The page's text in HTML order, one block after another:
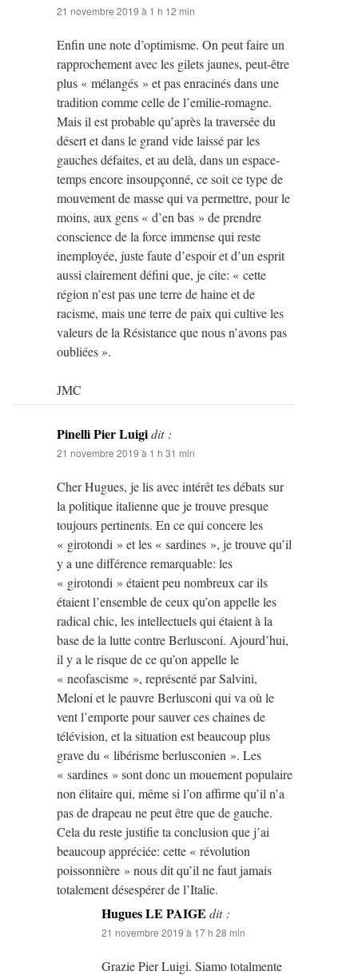
21 novembre 2019 à 1 h 12 min
Enfin une note d’optimisme. On peut faire un
rapprochement avec les gilets jaunes, peut-être
plus « mélangés » et pas enracinés dans une
tradition comme celle de l’emilie-romagne.
Mais il est probable qu’après la traversée du
désert et dans le grand vide laissé par les
gauches défaites, et au delà, dans un espace-
temps encore insoupçonné, ce soit ce type de
mouvement de masse qui va permettre, pour le
moins, aux gens « d’en bas » de prendre
conscience de la force immense qui reste
inemployée, juste faute d’espoir et d’un esprit
aussi clairement défini que, je cite: « cette
région n’est pas une terre de haine et de
racisme, mais une terre de paix qui cultive les
valeurs de la Résistance que nous n’avons pas
oubliées ».
JMC
Pinelli Pier Luigidit :
21 novembre 2019 à 1 h 31 min
Cher Hugues, je lis avec intérêt tes débats sur
la politique italienne que je trouve presque
toujours pertinents. En ce qui concere les
« girotondi » et les « sardines », je trouve qu’il
y a une différence remarquable: les
« girotondi » étaient peu nombreux car ils
étaient l’ensemble de ceux qu’on appelle les
radical chic, les intellectuels qui étaient à la
base de la lutte contre Berlusconi. Ajourd’hui,
il y a le risque de ce qu’on appelle le
« neofascisme », représenté par Salvini,
Meloni et le pauvre Berlusconi qui va où le
vent l’emporte pour sauver ces chaines de
télévision, et la situation est beaucoup plus
grave du « libérisme berlusconien ». Les
« sardines » sont donc un mouement populaire
non élitaire qui, même si l’on affirme qu’il n’a
pas de drapeau ne peut être que de gauche.
Cela du reste justifie ta conclusion que j’ai
beaucoup appréciée: cette « révolution
poissonnière » nous dit qu’il ne faut jamais
totalement désespérer de l’Italie.
Hugues LE PAIGE dit :
21 novembre 2019 à 17 h 28 min
Grazie Pier Luigi. Siamo totalmente